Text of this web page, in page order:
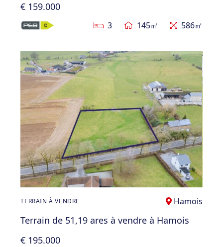
€ 159.000
3 145㎡ 586㎡
TERRAIN À VENDRE Hamois
Terrain de 51,19 ares à vendre à Hamois
€ 195.000